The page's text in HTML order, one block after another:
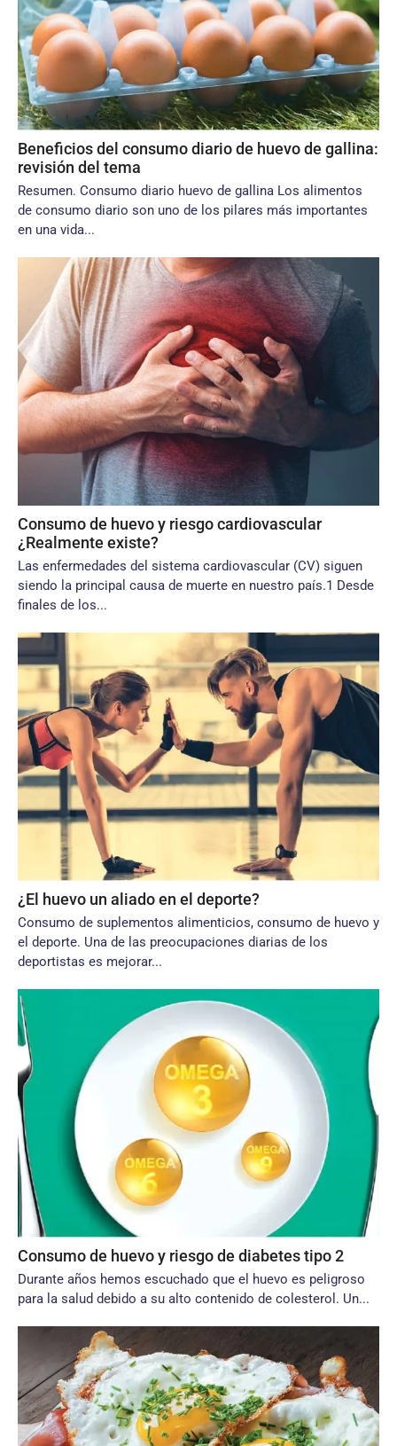
Beneficios del consumo diario de huevo de gallina:
revisión del tema
Resumen. Consumo diario huevo de gallina Los alimentos
de consumo diario son uno de los pilares más importantes
en una vida...
Consumo de huevo y riesgo cardiovascular
¿Realmente existe?
Las enfermedades del sistema cardiovascular (CV) siguen
siendo la principal causa de muerte en nuestro país.1 Desde
finales de los...
¿El huevo un aliado en el deporte?
Consumo de suplementos alimenticios, consumo de huevo y
el deporte. Una de las preocupaciones diarias de los
deportistas es mejorar...
Consumo de huevo y riesgo de diabetes tipo 2
Durante años hemos escuchado que el huevo es peligroso
para la salud debido a su alto contenido de colesterol. Un...